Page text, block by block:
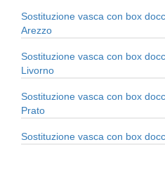
Sostituzione vasca con box
Arezzo
Sostituzione vasca con box
Livorno
Sostituzione vasca con box
Prato
Sostituzione vasca con box